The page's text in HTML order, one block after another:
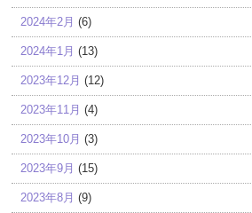
2024年2月 (6)
2024年1月 (13)
2023年12月 (12)
2023年11月 (4)
2023年10月 (3)
2023年9月 (15)
2023年8月 (9)